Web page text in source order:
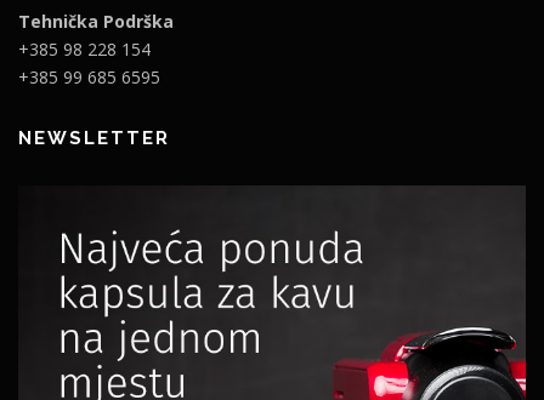
Tehnička Podrška
+385 98 228 154
+385 99 685 6595
NEWSLETTER